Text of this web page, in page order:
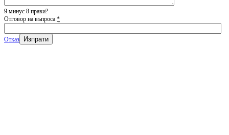
9 минус 8 прави?
Отговор на въпроса *
Отказ